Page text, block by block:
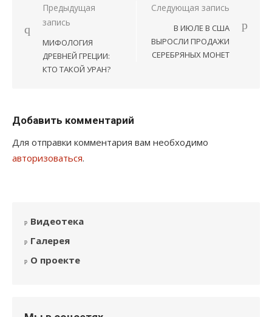
Навигация
по
записям
Предыдущая
запись
МИФОЛОГИЯ
ДРЕВНЕЙ ГРЕЦИИ:
КТО ТАКОЙ УРАН?
Следующая запись
В ИЮЛЕ В США
ВЫРОСЛИ ПРОДАЖИ
СЕРЕБРЯНЫХ МОНЕТ
Добавить комментарий
Для отправки комментария вам необходимо
авторизоваться.
Видеотека
Галерея
О проекте